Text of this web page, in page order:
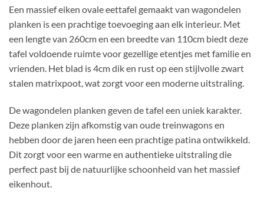
Een massief eiken ovale eettafel gemaakt van wagondelen
planken is een prachtige toevoeging aan elk interieur. Met
een lengte van 260cm en een breedte van 110cm biedt deze
tafel voldoende ruimte voor gezellige etentjes met familie en
vrienden. Het blad is 4cm dik en rust op een stijlvolle zwart
stalen matrixpoot, wat zorgt voor een moderne uitstraling.
De wagondelen planken geven de tafel een uniek karakter.
Deze planken zijn afkomstig van oude treinwagons en
hebben door de jaren heen een prachtige patina ontwikkeld.
Dit zorgt voor een warme en authentieke uitstraling die
perfect past bij de natuurlijke schoonheid van het massief
eikenhout.